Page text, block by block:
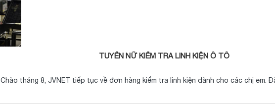
TUYỂN NỮ KIỂM TRA LINH KIỆN Ô TÔ
Chào tháng 8, JVNET tiếp tục về đơn hàng kiểm tra linh kiện dành cho các chị em.